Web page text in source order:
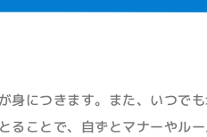
につきます。また、いつで
ことで、自ずとマナーやル